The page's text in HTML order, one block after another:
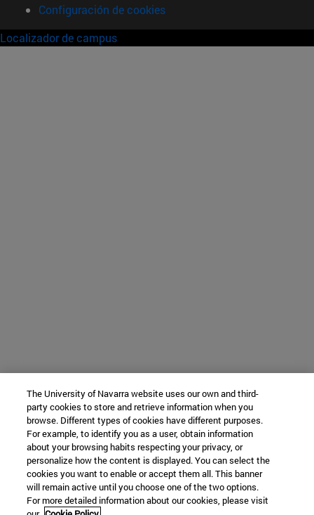
Configuración de cookies
Localizador de campus
The University of Navarra website uses our own and third-
party cookies to store and retrieve information when you
browse. Different types of cookies have different purposes.
For example, to identify you as a user, obtain information
about your browsing habits respecting your privacy, or
personalize how the content is displayed. You can select the
cookies you want to enable or accept them all. This banner
will remain active until you choose one of the two options.
For more detailed information about our cookies, please visit